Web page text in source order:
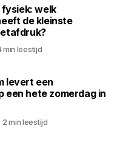
welk
de kleinste
min leestijd
levert een
een hete zomerdag in
2 min leestijd